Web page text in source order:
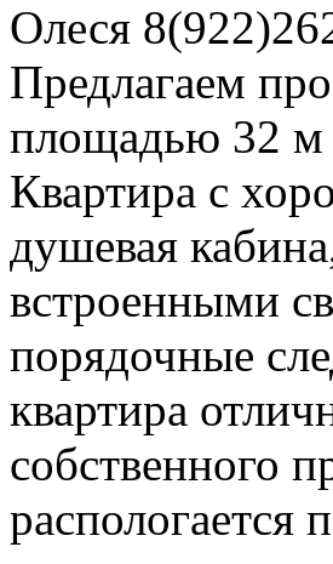
Олеся
Предлагаем
площадью 32 м
Квартира с
душевая
встроенными
порядочные
квартира
собственного
распологается